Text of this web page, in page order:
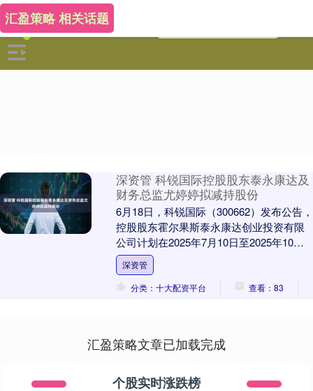
汇盈策略 相关话题
深资管 科锐国际控股股东泰永康达及
财务总监尤婷婷拟减持股份
6月18日，科锐国际（300662）发布公告，
控股股东霍尔果斯泰永康达创业投资有限
公司计划在2025年7月10日至2025年10月9
日期间，通过大宗交易和集中竞....
深资管
分类：十大配资平台
查看：83
汇盈策略文章已加载完成
个股实时涨跌榜